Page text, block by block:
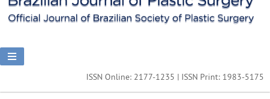
ISSN Online: 2177-1235 | ISSN Print: 1983-5175